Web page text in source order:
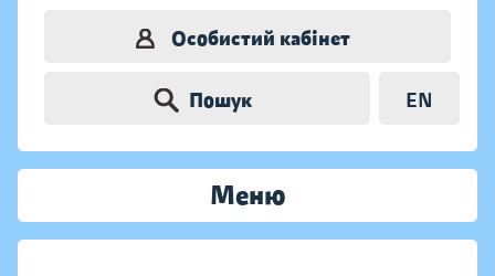
Особистий кабінет
Пошук EN
Меню